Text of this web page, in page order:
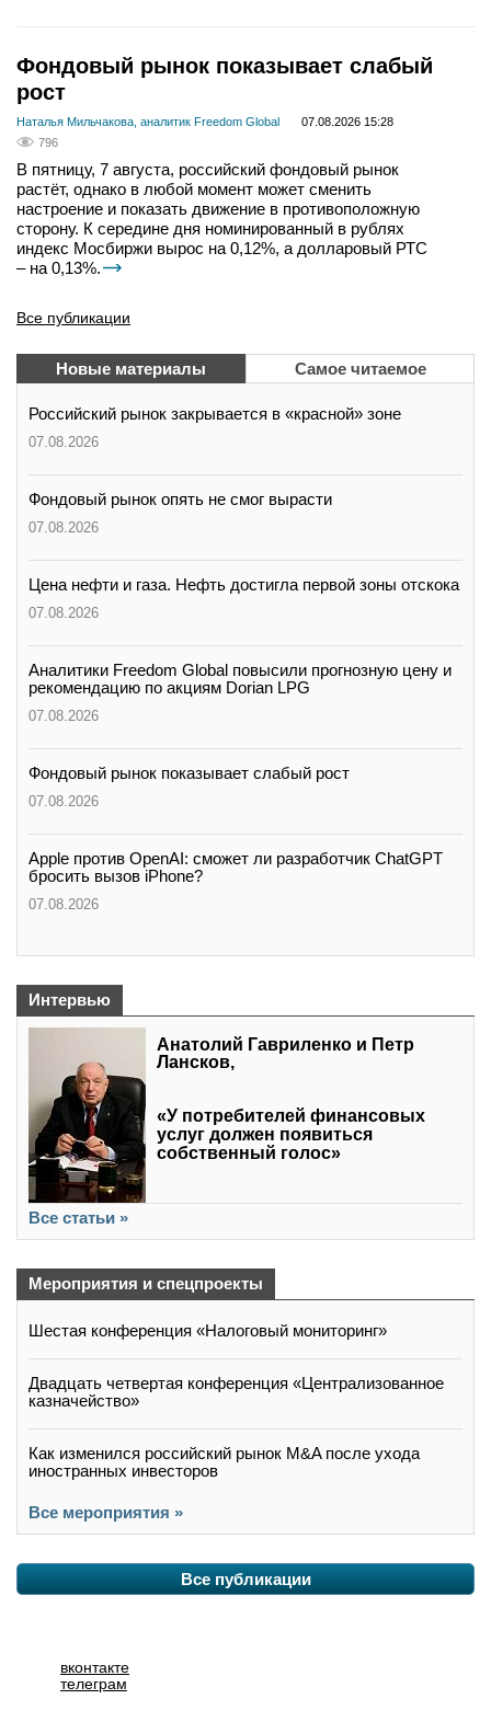
Фондовый рынок показывает слабый
рост
Наталья Мильчакова, аналитик Freedom Global
07.08.2026 15:28
796
В пятницу, 7 августа, российский фондовый рынок
растёт, однако в любой момент может сменить
настроение и показать движение в противоположную
сторону. К середине дня номинированный в рублях
индекс Мосбиржи вырос на 0,12%, а долларовый РТС
– на 0,13%.
Все публикации
Новые материалы Самое читаемое
Российский рынок закрывается в «красной» зоне
07.08.2026
Фондовый рынок опять не смог вырасти
07.08.2026
Цена нефти и газа. Нефть достигла первой зоны отскока
07.08.2026
Аналитики Freedom Global повысили прогнозную цену и
рекомендацию по акциям Dorian LPG
07.08.2026
Фондовый рынок показывает слабый рост
07.08.2026
Apple против OpenAI: сможет ли разработчик ChatGPT
бросить вызов iPhone?
07.08.2026
Интервью
Анатолий Гавриленко и Петр
Лансков,
«У потребителей финансовых
услуг должен появиться
собственный голос»
Все статьи »
Мероприятия и спецпроекты
Шестая конференция «Налоговый мониторинг»
Двадцать четвертая конференция «Централизованное
казначейство»
Как изменился российский рынок M&A после ухода
иностранных инвесторов
Все мероприятия »
Все публикации
вконтакте
телеграм